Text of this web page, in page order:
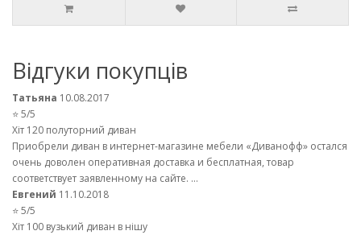
Відгуки покупців
Татьяна 10.08.2017
⭐ 5/5
Хіт 120 полуторний диван
Приобрели диван в интернет-магазине мебели «Диванофф» остался
очень доволен оперативная доставка и бесплатная, товар
соответствует заявленному на сайте. ...
Евгений 11.10.2018
⭐ 5/5
Хіт 100 вузький диван в нішу